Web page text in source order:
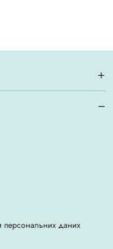
персональних даних